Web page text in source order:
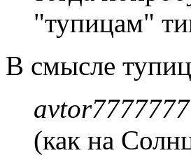
"тупицам"
В смысле
(как на